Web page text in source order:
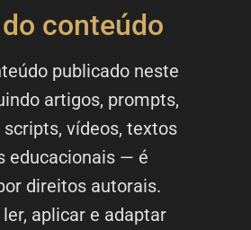
conteúdo
publicado neste
artigos, prompts,
vídeos, textos
educacionais — é
direitos autorais.
aplicar e adaptar